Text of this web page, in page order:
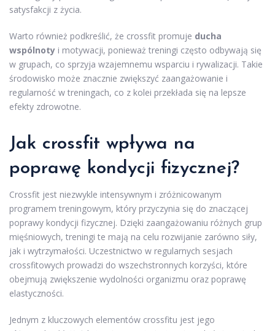
satysfakcji z życia.
Warto również podkreślić, że crossfit promuje ducha
wspólnoty i motywacji, ponieważ treningi często odbywają się
w grupach, co sprzyja wzajemnemu wsparciu i rywalizacji. Takie
środowisko może znacznie zwiększyć zaangażowanie i
regularność w treningach, co z kolei przekłada się na lepsze
efekty zdrowotne.
Jak crossfit wpływa na
poprawę kondycji fizycznej?
Crossfit jest niezwykle intensywnym i zróżnicowanym
programem treningowym, który przyczynia się do znaczącej
poprawy kondycji fizycznej. Dzięki zaangażowaniu różnych grup
mięśniowych, treningi te mają na celu rozwijanie zarówno siły,
jak i wytrzymałości. Uczestnictwo w regularnych sesjach
crossfitowych prowadzi do wszechstronnych korzyści, które
obejmują zwiększenie wydolności organizmu oraz poprawę
elastyczności.
Jednym z kluczowych elementów crossfitu jest jego